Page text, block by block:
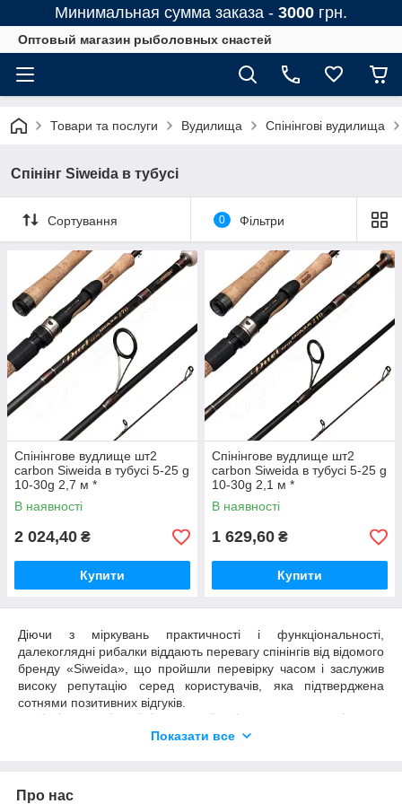
Минимальная сумма заказа - 3000 грн.
Оптовый магазин рыболовных снастей
Товари та послуги Вудилища Спінінгові вудилища
Спінінг Siweida в тубусі
Сортування 0 Фільтри
Спінінгове вудлище шт2
carbon Siweida в тубусі 5-25 g
10-30g 2,7 м *
В наявності
2 024,40 ₴
Купити
Спінінгове вудлище шт2
carbon Siweida в тубусі 5-25 g
10-30g 2,1 м *
В наявності
1 629,60 ₴
Купити
Діючи з міркувань практичності і функціональності,
далекоглядні рибалки віддають перевагу спінінгів від відомого
бренду «Siweida», що пройшли перевірку часом і заслужив
високу репутацію серед користувачів, яка підтверджена
сотнями позитивних відгуків.
Спінінги Siweida в тубусі оптом: вигідне
вкладення коштів
поклевок є не тільки майстерність рибака, а і якість
Показати все
Про нас